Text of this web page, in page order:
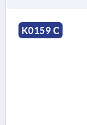
K0159 C